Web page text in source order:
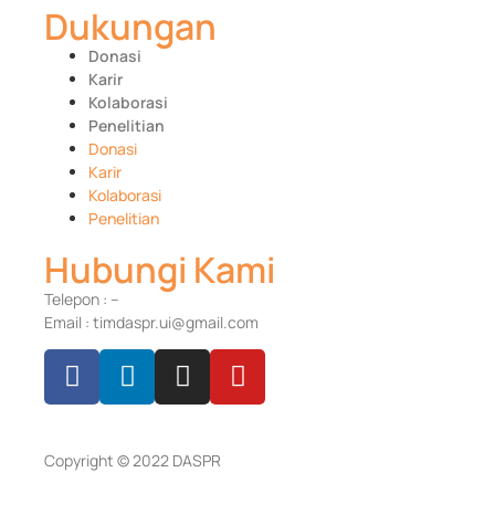
Dukungan
Donasi
Karir
Kolaborasi
Penelitian
Donasi
Karir
Kolaborasi
Penelitian
Hubungi Kami
Telepon : –
Email : timdaspr.ui@gmail.com
Copyright © 2022 DASPR